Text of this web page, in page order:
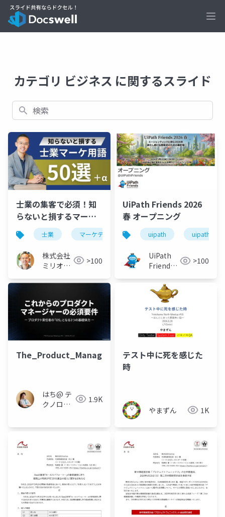
カテゴリ ビジネス に関するスライド
検索
士業の集客で必須！知
らないと損するマーケ
ティング用語【111語】
士業 マーケティング 用語
株式会社
ミリオン
>100
UiPath Friends 2026
春 オープニング
uipath
UiPath
Friends
>100
The_Product_Manager_OS
はち@ テ
クノロジ
1.9K
テスト中に死を感じた
時
やまずん 1K